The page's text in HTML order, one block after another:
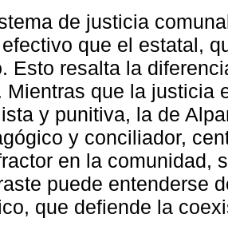
de justicia
que el estatal,
Esto resalta la
Mientras que la justicia
y punitiva, la de
y conciliador,
en la comunidad,
puede entenderse
que defiende la